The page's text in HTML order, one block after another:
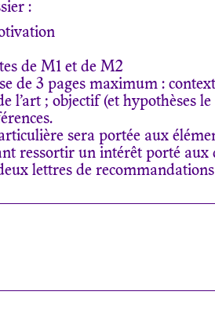
:
de M1 et de M2
de 3 pages maximum :
l’art ; objectif (et hypothèses
sera portée aux
ressortir un intérêt porté aux
lettres de